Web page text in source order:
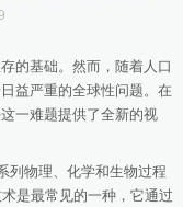
的基础。然而，随着人口
益严重的全球性问题。在
一难题提供了全新的视
物理、化学和生物过程
是最常见的一种，它通过